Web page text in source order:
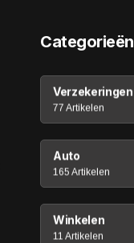
Categorieën
Verzekeringen
77 Artikelen
Auto
165 Artikelen
Winkelen
11 Artikelen